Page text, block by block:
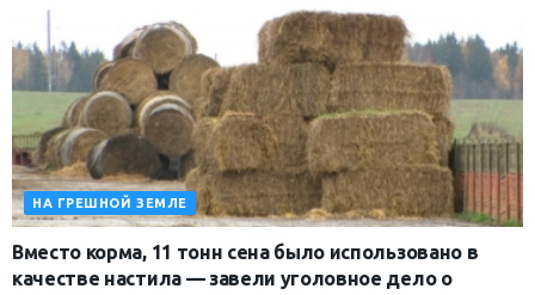
НА ГРЕШНОЙ ЗЕМЛЕ
Вместо корма, 11 тонн сена было использовано в
качестве настила — завели уголовное дело о